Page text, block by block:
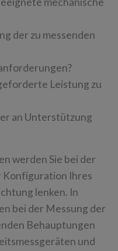
der zu messenden
Leistung zu
an Unterstützung
werden Sie bei der
Konfiguration Ihres
lenken. In
bei der Messung der
Behauptungen
und